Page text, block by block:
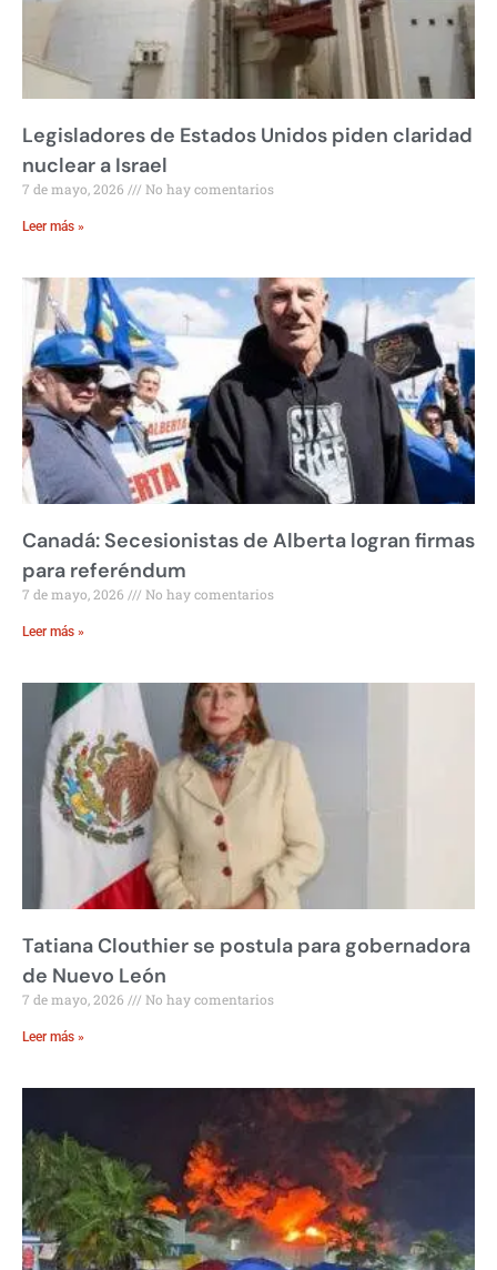
Legisladores de Estados Unidos piden claridad
nuclear a Israel
7 de mayo, 2026 No hay comentarios
Leer más »
Canadá: Secesionistas de Alberta logran firmas
para referéndum
7 de mayo, 2026 No hay comentarios
Leer más »
Tatiana Clouthier se postula para gobernadora
de Nuevo León
7 de mayo, 2026 No hay comentarios
Leer más »